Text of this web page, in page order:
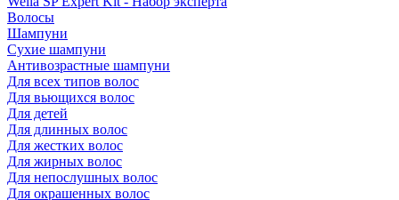
Волосы
Шампуни
Сухие шампуни
Антивозрастные шампуни
Для всех типов волос
Для вьющихся волос
Для детей
Для длинных волос
Для жестких волос
Для жирных волос
Для непослушных волос
Для окрашенных волос